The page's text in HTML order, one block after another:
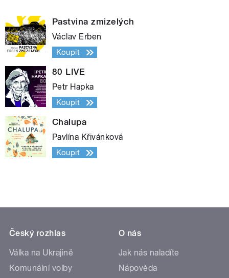
Pastvina zmizelých
Václav Erben
Koupit
80 LIVE
Petr Hapka
Koupit
Chalupa
Pavlína Křivánková
Koupit
Český rozhlas
Válka na Ukrajině
Komunální volby
O nás
Jak nás naladíte
Nápověda